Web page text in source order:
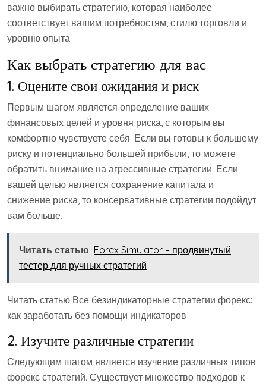
важно выбирать стратегию, которая наиболее
соответствует вашим потребностям, стилю торговли и
уровню опыта.
Как выбрать стратегию для вас
1. Оцените свои ожидания и риск
Первым шагом является определение ваших
финансовых целей и уровня риска, с которым вы
комфортно чувствуете себя. Если вы готовы к большему
риску и потенциально большей прибыли, то можете
обратить внимание на агрессивные стратегии. Если
вашей целью является сохранение капитала и
снижение риска, то консервативные стратегии подойдут
вам больше.
Читать статью Forex Simulator – продвинутый
тестер для ручных стратегий
Читать статью Все безиндикаторные стратегии форекс:
как заработать без помощи индикаторов
2. Изучите различные стратегии
Следующим шагом является изучение различных типов
форекс стратегий. Существует множество подходов к